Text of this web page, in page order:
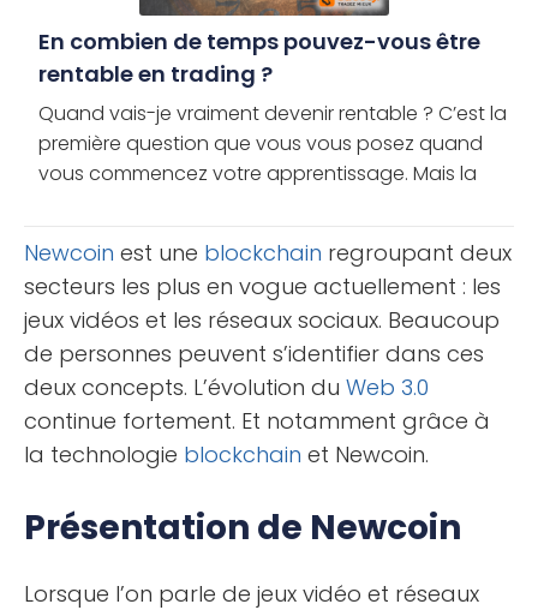
En combien de temps pouvez-vous être
rentable en trading ?
Quand vais-je vraiment devenir rentable ? C’est la
première question que vous vous posez quand
vous commencez votre apprentissage. Mais la
Newcoin est une blockchain regroupant deux
secteurs les plus en vogue actuellement : les
jeux vidéos et les réseaux sociaux. Beaucoup
de personnes peuvent s’identifier dans ces
deux concepts. L’évolution du Web 3.0
continue fortement. Et notamment grâce à
la technologie blockchain et Newcoin.
Présentation de Newcoin
Lorsque l’on parle de jeux vidéo et réseaux